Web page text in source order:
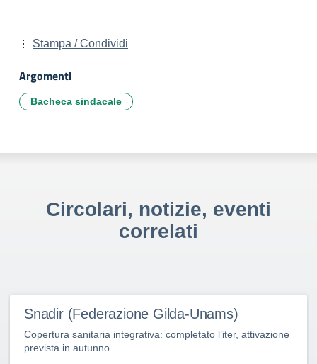
Stampa / Condividi
Argomenti
Bacheca sindacale
Circolari, notizie, eventi
correlati
Snadir (Federazione Gilda-Unams)
Copertura sanitaria integrativa: completato l’iter, attivazione
prevista in autunno